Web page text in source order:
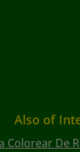
Also of
Colorear De